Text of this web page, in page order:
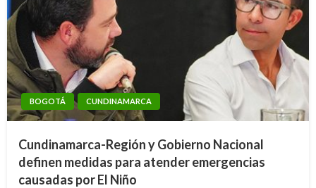
BOGOTÁ CUNDINAMARCA
Cundinamarca-Región y Gobierno Nacional
definen medidas para atender emergencias
causadas por El Niño